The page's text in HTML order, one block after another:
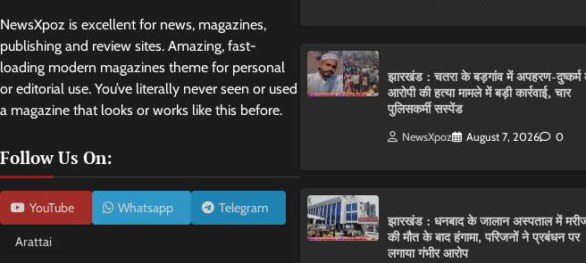
NewsXpoz is excellent for news, magazines,
publishing and review sites. Amazing, fast-
loading modern magazines theme for personal
or editorial use. You’ve literally never seen or used
a magazine that looks or works like this before.
Follow Us On:
YouTube Whatsapp Telegram
Arattai
झारखंड : चतरा के बड़गांव में अपहरण-
आरोपी की हत्या मामले में बड़ी कार्रवाई, चार
पुलिसकर्मी सस्पेंड
NewsXpoz August 7, 2026 0
झारखंड : धनबाद के जालान अस्पताल में
की मौत के बाद हंगामा, परिजनों ने प्रबंधन पर
लगाया गंभीर आरोप